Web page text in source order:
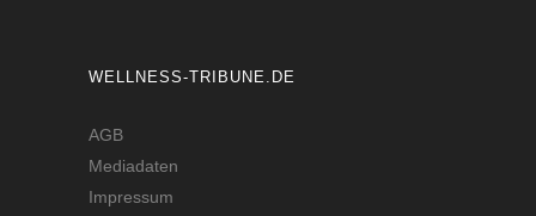
WELLNESS-TRIBUNE.DE
AGB
Mediadaten
Impressum